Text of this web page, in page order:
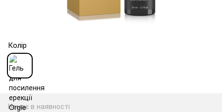
Колір
Немає в наявності